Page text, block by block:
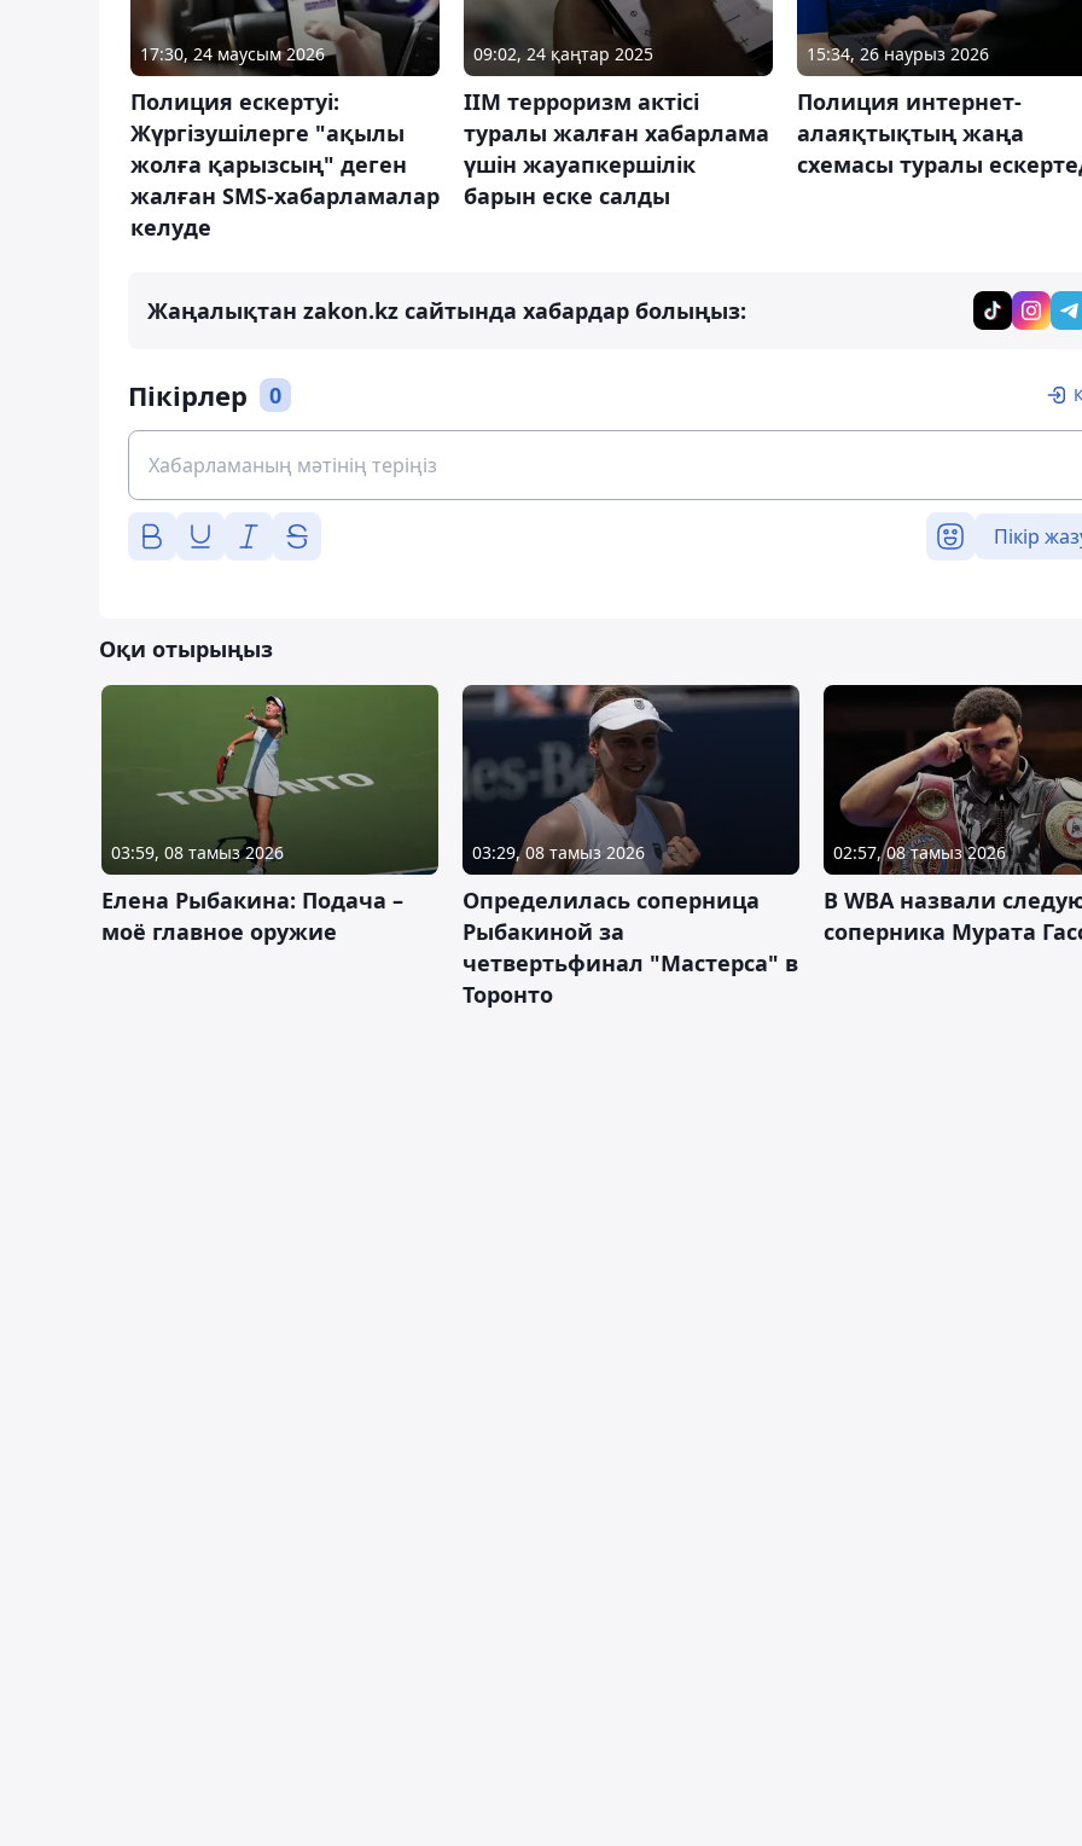
17:30, 24 маусым 2026
Полиция ескертуі:
Жүргізушілерге "ақылы
жолға қарызсың" деген
жалған SMS-хабарламалар
келуде
09:02, 24 қаңтар 2025
ІІМ терроризм актісі
туралы жалған хабарлама
үшін жауапкершілік
барын еске салды
15:34, 26 наурыз 2026
Полиция интернет-
алаяқтықтың жаңа
схемасы туралы
Жаңалықтан zakon.kz сайтында хабардар болыңыз:
Пікірлер 0
Пікір
Оқи отырыңыз
03:59, 08 тамыз 2026
Елена Рыбакина: Подача –
моё главное оружие
03:29, 08 тамыз 2026
Определилась соперница
Рыбакиной за
четвертьфинал "Мастерса" в
Торонто
02:57, 08 тамыз 2026
В WBA назвали
соперника Мурата